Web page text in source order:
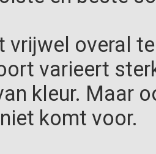
vrijwel overal
varieert
kleur. Maar
komt voor.